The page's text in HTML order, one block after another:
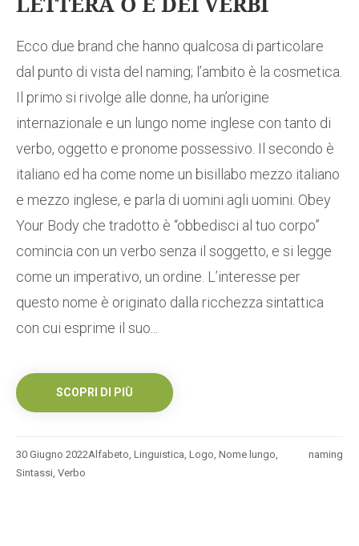
Ecco due brand che hanno qualcosa di particolare
dal punto di vista del naming; l’ambito è la cosmetica.
Il primo si rivolge alle donne, ha un’origine
internazionale e un lungo nome inglese con tanto di
verbo, oggetto e pronome possessivo. Il secondo è
italiano ed ha come nome un bisillabo mezzo italiano
e mezzo inglese, e parla di uomini agli uomini. Obey
Your Body che tradotto è “obbedisci al tuo corpo”
comincia con un verbo senza il soggetto, e si legge
come un imperativo, un ordine. L’interesse per
questo nome è originato dalla ricchezza sintattica
con cui esprime il suo...
SCOPRI DI PIÙ
30 Giugno 2022 naming
Alfabeto, Linguistica, Logo, Nome lungo,
Sintassi, Verbo